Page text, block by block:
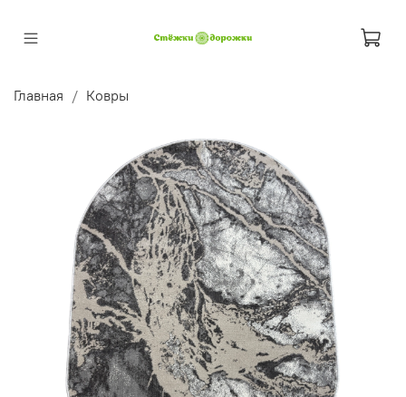
Главная Ковры